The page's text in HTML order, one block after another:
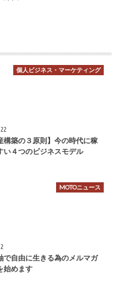
個人ビジネス・マーケティング
構築の３原則】今の時代に稼
い４つのビジネスモデル
MOTOニュース
で自由に生きる為のメルマガ
始めます